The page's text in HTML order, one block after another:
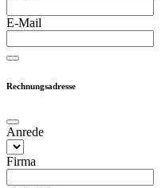
E-Mail
Rechnungsadresse
Anrede
Firma